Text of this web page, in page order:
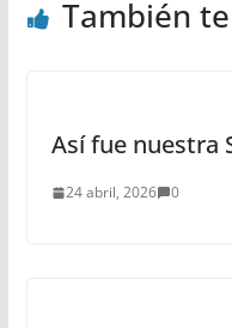
También
Así fue nuestra
24 abril, 2026 0